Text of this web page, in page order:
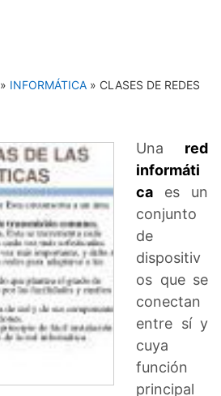
» INFORMÁTICA » CLASES DE REDES
Una red
informáti
ca es un
conjunto
de
dispositiv
os que se
conectan
entre sí y
cuya
función
principal